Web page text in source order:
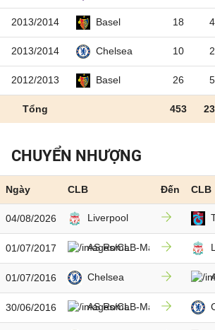
2013/2014 Basel 18 4
2013/2014 Chelsea 10 2
2012/2013 Basel 26 5
Tổng 453
CHUYỂN NHƯỢNG
Ngày CLB Đến CLB
04/08/2026 Liverpool
01/07/2017 AS Roma
01/07/2016 Chelsea
30/06/2016 AS Roma